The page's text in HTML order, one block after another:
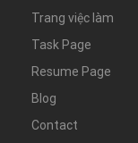
Trang việc làm
Task Page
Resume Page
Blog
Contact